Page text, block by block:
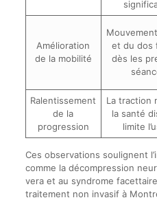
Amélioration
de la mobilité
et du dos
dès les
Ralentissement
de la
progression
La traction
la santé
limite
Ces observations soulignent
comme la décompression
vera et au syndrome
traitement non invasif à